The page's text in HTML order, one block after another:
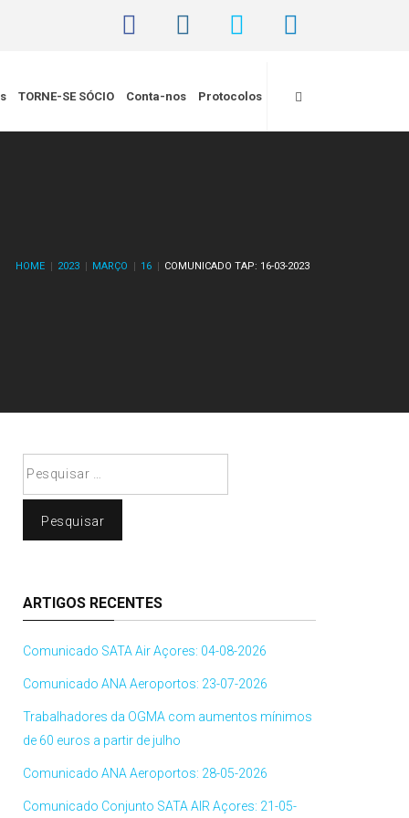
TORNE-SE SÓCIO Conta-nos Protocolos
HOME 2023 MARÇO 16 COMUNICADO TAP: 16-03-2023
ARTIGOS RECENTES
Comunicado SATA Air Açores: 04-08-2026
Comunicado ANA Aeroportos: 23-07-2026
Trabalhadores da OGMA com aumentos mínimos
de 60 euros a partir de julho
Comunicado ANA Aeroportos: 28-05-2026
Comunicado Conjunto SATA AIR Açores: 21-05-